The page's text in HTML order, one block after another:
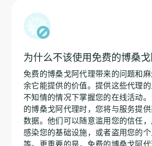
为什么不该使用免费的博桑
免费的博桑戈阿代理带来的问题和
余它能提供的价值。提供这些代理
不知情的情况下掌握您的在线活动
的博桑戈阿代理时，您将与服务提
数据。他们可以随意滥用您的信任
感染您的基础设施，或者盗用您的
等。更重要的是，免费的博桑戈阿